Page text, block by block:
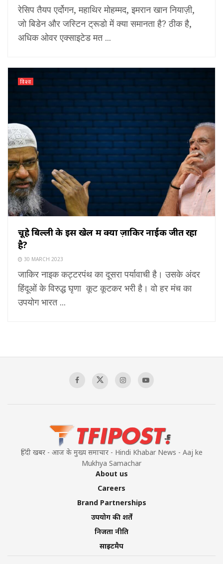
रेसिप तैयप एर्दोगन, महाथिर मोहम्मद, इमरान खान नियाज़ी,
जो बिडेन और जस्टिन ट्रूडो में क्या समानता है? ठीक है,
अधिक ओवर एक्साइटेड मत ...
विश्व
चूहे बिल्ली के इस खेल में क्यों ज़ाकिर नाईक जीत रहा
है?
30 MARCH 2023
जाकिर नाइक कट्टरपंथ का दूसरा पर्यावाची है। उसके अंदर
हिंदूओं के विरुद्ध घृणा कूट कूटकर भरी है। वो हर मंच का
उपयोग भारत ...
हिंदी खबर - आज के मुख्य समाचार - Hindi Khabar News - Aaj ke
Mukhya Samachar
About us
Careers
Brand Partnerships
उपयोग की शर्तें
निजता नीति
साइटमैप